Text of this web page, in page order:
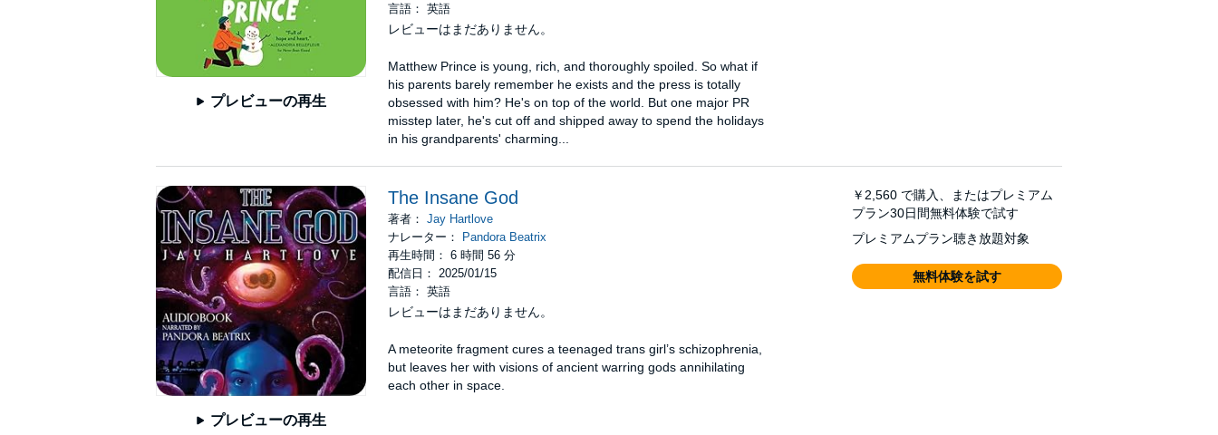
プレビューの再生
言語： 英語
レビューはまだありません。
Matthew Prince is young, rich, and thoroughly spoiled. So what if
his parents barely remember he exists and the press is totally
obsessed with him? He's on top of the world. But one major PR
misstep later, he's cut off and shipped away to spend the holidays
in his grandparents' charming...
プレビューの再生
The Insane God
著者： Jay Hartlove
ナレーター：
Pandora Beatrix
再生時間： 6 時間 56 分
配信日： 2025/01/15
言語： 英語
レビューはまだありません。
A meteorite fragment cures a teenaged trans girl’s schizophrenia,
but leaves her with visions of ancient warring gods annihilating
each other in space.
￥2,560 で購入、またはプレミアム
プラン30日間無料体験で試す
プレミアムプラン聴き放題対象
無料体験を試す